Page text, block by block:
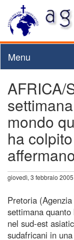
Menu
AFRICA/
mondo
ha
giovedì, 3 febbraio 2005
Pretoria
settimana
nel sud-est
sudafricani in